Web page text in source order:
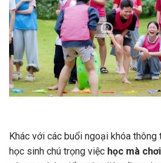
Khác với các buổi ngoại khóa
học sinh chú trọng việc học mà